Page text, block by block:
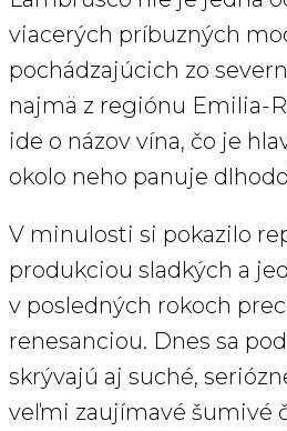
viacerých príbuzných
pochádzajúcich zo
najmä z regiónu Emilia-
ide o názov vína, čo je
okolo neho panuje
V minulosti si pokazilo
produkciou sladkých a
v posledných rokoch
renesanciou. Dnes sa
skrývajú aj suché,
veľmi zaujímavé šumivé